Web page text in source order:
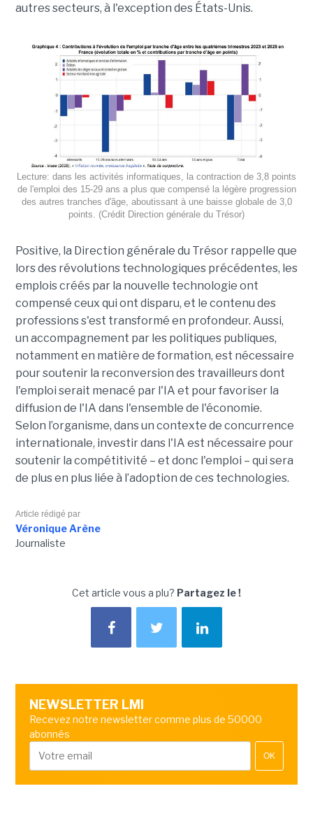
autres secteurs, à l'exception des États-Unis.
Lecture: dans les activités informatiques, la contraction de 3,8 points
de l'emploi des 15-29 ans a plus que compensé la légère progression
des autres tranches d'âge, aboutissant à une baisse globale de 3,0
points. (Crédit Direction générale du Trésor)
Positive, la Direction générale du Trésor rappelle que
lors des révolutions technologiques précédentes, les
emplois créés par la nouvelle technologie ont
compensé ceux qui ont disparu, et le contenu des
professions s'est transformé en profondeur. Aussi,
un accompagnement par les politiques publiques,
notamment en matière de formation, est nécessaire
pour soutenir la reconversion des travailleurs dont
l'emploi serait menacé par l'IA et pour favoriser la
diffusion de l'IA dans l'ensemble de l'économie.
Selon l’organisme, dans un contexte de concurrence
internationale, investir dans l'IA est nécessaire pour
soutenir la compétitivité – et donc l'emploi – qui sera
de plus en plus liée à l’adoption de ces technologies.
Article rédigé par
Véronique Arène
Journaliste
Cet article vous a plu? Partagez le !
NEWSLETTER LMI
Recevez notre newsletter comme plus de 50000
abonnés
OK